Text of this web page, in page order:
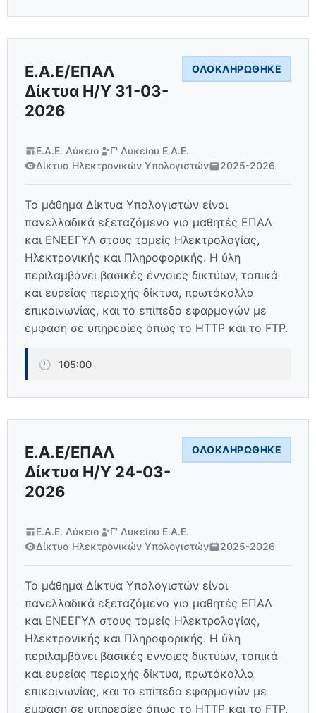
Ε.Α.Ε/ΕΠΑΛ
Δίκτυα Η/Υ 31-03-
2026
ΟΛΟΚΛΗΡΏΘΗΚΕ
Ε.Α.Ε. Λύκειο
Γ' Λυκείου Ε.Α.Ε.
Δίκτυα Ηλεκτρονικών Υπολογιστών
2025-2026
Το μάθημα Δίκτυα Υπολογιστών είναι
πανελλαδικά εξεταζόμενο για μαθητές ΕΠΑΛ
και ΕΝΕΕΓΥΛ στους τομείς Ηλεκτρολογίας,
Ηλεκτρονικής και Πληροφορικής. Η ύλη
περιλαμβάνει βασικές έννοιες δικτύων, τοπικά
και ευρείας περιοχής δίκτυα, πρωτόκολλα
επικοινωνίας, και το επίπεδο εφαρμογών με
έμφαση σε υπηρεσίες όπως το HTTP και το FTP.
🕒 105:00
Ε.Α.Ε/ΕΠΑΛ
Δίκτυα Η/Υ 24-03-
2026
ΟΛΟΚΛΗΡΏΘΗΚΕ
Ε.Α.Ε. Λύκειο
Γ' Λυκείου Ε.Α.Ε.
Δίκτυα Ηλεκτρονικών Υπολογιστών
2025-2026
Το μάθημα Δίκτυα Υπολογιστών είναι
πανελλαδικά εξεταζόμενο για μαθητές ΕΠΑΛ
και ΕΝΕΕΓΥΛ στους τομείς Ηλεκτρολογίας,
Ηλεκτρονικής και Πληροφορικής. Η ύλη
περιλαμβάνει βασικές έννοιες δικτύων, τοπικά
και ευρείας περιοχής δίκτυα, πρωτόκολλα
επικοινωνίας, και το επίπεδο εφαρμογών με
έμφαση σε υπηρεσίες όπως το HTTP και το FTP.